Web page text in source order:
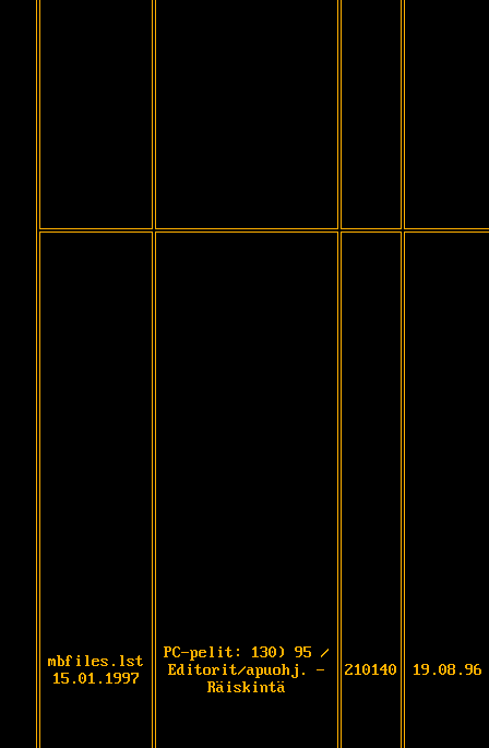
mbfiles.lst
15.01.1997
PC-pelit: 130) 95 /
Editorit/apuohj. -
Räiskintä
210140 19.08.96